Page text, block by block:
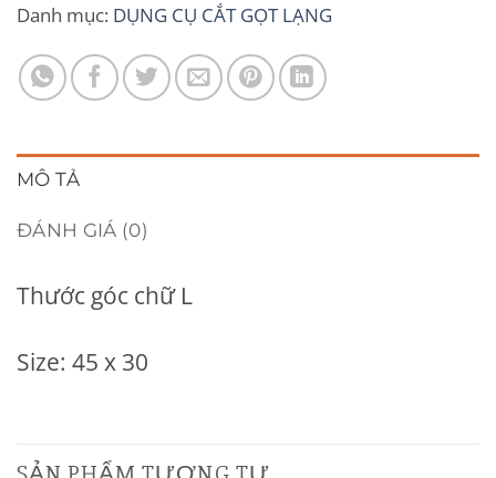
Danh mục: DỤNG CỤ CẮT GỌT LẠNG
MÔ TẢ
ĐÁNH GIÁ (0)
Thước góc chữ L
Size: 45 x 30